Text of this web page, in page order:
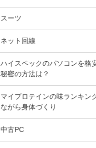
スーツ
ネット回線
ハイスペックのパソコンを格
秘密の方法は？
マイプロテインの味ランキン
ながら身体づくり
中古PC